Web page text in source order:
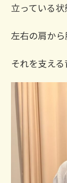
立っている
左右の肩か
それを支え